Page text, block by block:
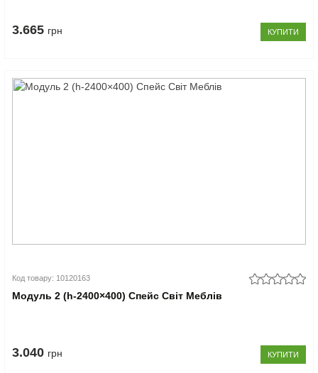
3.665 грн КУПИТИ
Код товару: 10120163
Модуль 2 (h-2400×400) Спейс Світ Меблів
3.040 грн КУПИТИ